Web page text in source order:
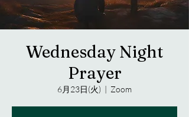
Wednesday Night
Prayer
6月23日(火)
  |
Zoom